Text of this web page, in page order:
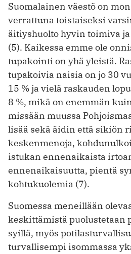
Suomalainen väestö on
verrattuna toistaiseksi
äitiyshuolto hyvin toimiva
(5). Kaikessa emme ole
tupakointi on yhä yleistä.
tupakoivia naisia on jo 30
15 % ja vielä raskauden
8 %, mikä on enemmän
missään muussa
lisää sekä äidin että sikiön
keskenmenoja,
istukan ennenaikaista
ennenaikaisuutta, pientä
kohtukuolemia (7).
Suomessa meneillään
keskittämistä puolustetaan
syillä, myös
turvallisempi isommassa